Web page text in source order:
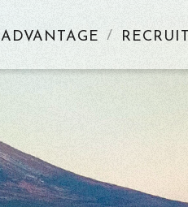
ADVANTAGE RECRUIT